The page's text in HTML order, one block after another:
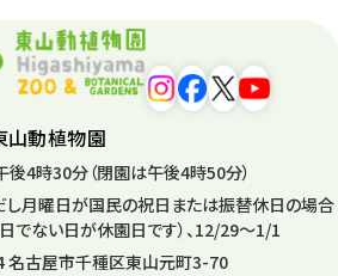
山動植物園
4時30分（閉園は午後4時50分）
し月曜日が国民の祝日または振替休日の場合
でない日が休園日です）、12/29～1/1
名古屋市千種区東山元町3-70